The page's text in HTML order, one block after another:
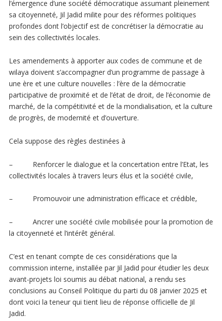
l’émergence d’une société démocratique assumant pleinement
sa citoyenneté, Jil Jadid milite pour des réformes politiques
profondes dont l’objectif est de concrétiser la démocratie au
sein des collectivités locales.
Les amendements à apporter aux codes de commune et de
wilaya doivent s’accompagner d’un programme de passage à
une ère et une culture nouvelles : l’ère de la démocratie
participative de proximité et de l’état de droit, de l’économie de
marché, de la compétitivité et de la mondialisation, et la culture
de progrès, de modernité et d’ouverture.
Cela suppose des règles destinées à
– Renforcer le dialogue et la concertation entre l’Etat, les
collectivités locales à travers leurs élus et la société civile,
– Promouvoir une administration efficace et crédible,
– Ancrer une société civile mobilisée pour la promotion de
la citoyenneté et l’intérêt général.
C’est en tenant compte de ces considérations que la
commission interne, installée par Jil Jadid pour étudier les deux
avant-projets loi soumis au débat national, a rendu ses
conclusions au Conseil Politique du parti du 08 janvier 2025 et
dont voici la teneur qui tient lieu de réponse officielle de Jil
Jadid.